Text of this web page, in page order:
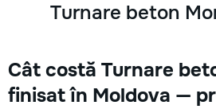
Turnare beton
Cât costă Turnare
finisat în Moldova —